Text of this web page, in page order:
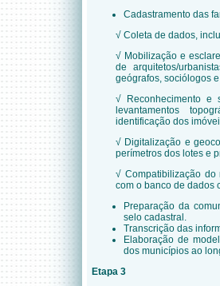
Cadastramento das
√ Coleta de dados,
√ Mobilização e
de arquitetos/
geógrafos, sociólogos
√ Reconhecimento e
levantamentos
identificação dos
√ Digitalização e
perímetros dos lotes e
√ Compatibilização do
com o banco de dados
Preparação da
selo cadastral.
Transcrição das
Elaboração de
dos municípios ao
Etapa 3